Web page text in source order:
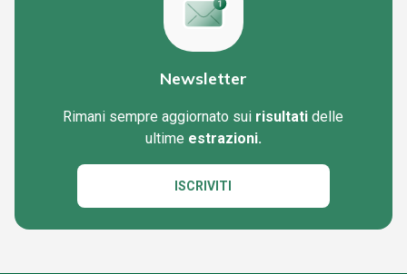
Newsletter
Rimani sempre aggiornato sui risultati delle
ultime estrazioni.
ISCRIVITI